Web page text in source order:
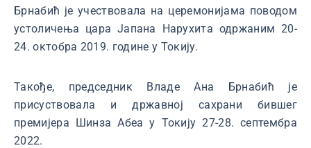
Брнабић је учествовала на церемонијама поводом
устоличења цара Јапана Нарухита одржаним 20-
24. октобра 2019. године у Токију.
Такође, председник Владе Ана Брнабић је
присуствовала и државној сахрани бившег
премијера Шинза Абеа у Токију 27-28. септембра
2022.